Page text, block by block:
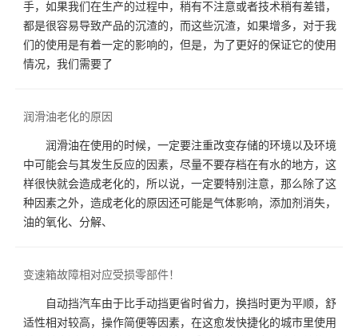
手，如果我们在生产的过程中，稍有不注意或者技术稍有差错，
都是很容易导致产品的沉渣的，而这些沉渣，如果增多，对于我
们的使用是有着一定的影响的，但是，为了更好的保证它的使用
情况，我们需要了
润滑油老化的原因
润滑油在使用的时候，一定要注重改变存储的环境以及环境
中可能会与其发生反应的因素，尽量不要存档在有水的地方，这
样很快就会造成老化的，所以说，一定要特别注意，那么除了这
种因素之外，造成老化的原因还可能是气体影响，添加剂消失，
油的氧化、分解、
变速箱故障相对应受损零部件！
自动挡汽车由于比手动挡更省时省力，换挡时更为平顺，舒
适性相对较高，操作简便等因素，在这愈发快捷化的城市里使用